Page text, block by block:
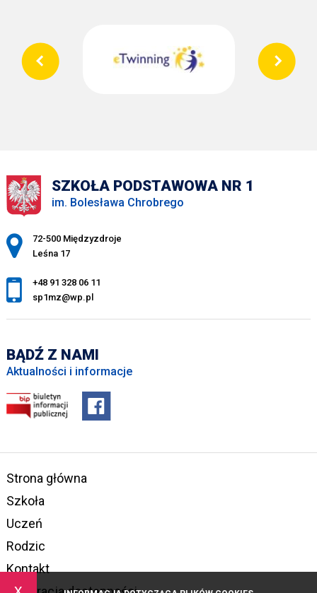
SZKOŁA PODSTAWOWA NR 1
im. Bolesława Chrobrego
Adres pocztowy:
72-500 Międzyzdroje
Leśna 17
+48 91 328 06 11
sp1mz@wp.pl
BĄDŹ Z NAMI
Aktualności i informacje
Strona główna
Szkoła
Uczeń
Rodzic
Kontakt